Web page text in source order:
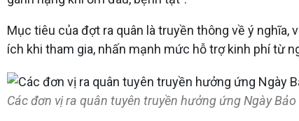
Mục tiêu của đợt ra quân là truyền thông về ý nghĩa,
ích khi tham gia, nhấn mạnh mức hỗ trợ kinh phí từ
Các đơn vị ra quân tuyên truyền hưởng ứng Ngày